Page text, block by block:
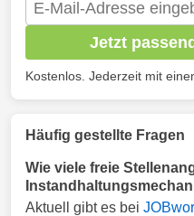
Jetzt
Kostenlos. Jederzeit mit
Häufig gestellte Fragen
Wie viele freie
Aktuell gibt es bei